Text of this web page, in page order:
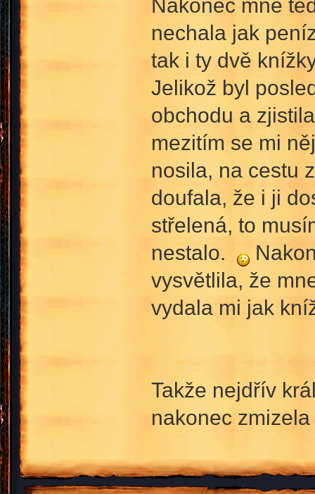
nechala jak
tak i ty dvě
Jelikož byl
obchodu a
mezitím se mi
nosila, na cestu
doufala, že i ji
střelená, to
nestalo.
vysvětlila, že
vydala mi jak
Takže nejdřív
nakonec